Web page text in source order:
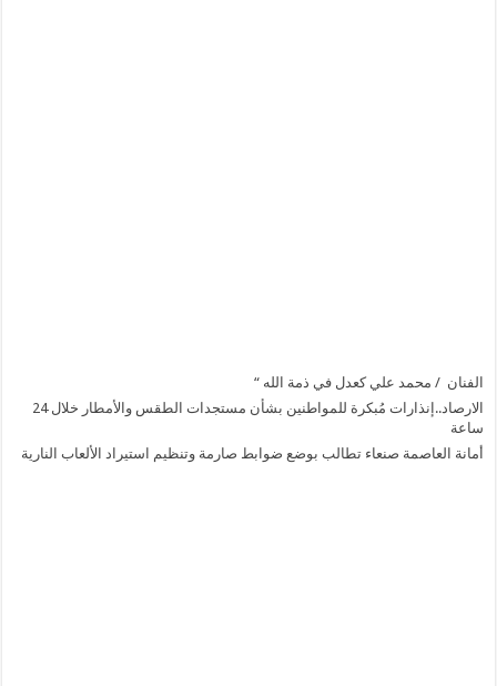
الفنان / محمد علي كعدل في ذمة الله “
الارصاد..إنذارات مُبكرة للمواطنين بشأن مستجدات الطقس والأمطار خلال 24
ساعة
أمانة العاصمة صنعاء تطالب بوضع ضوابط صارمة وتنظيم استيراد الألعاب النارية